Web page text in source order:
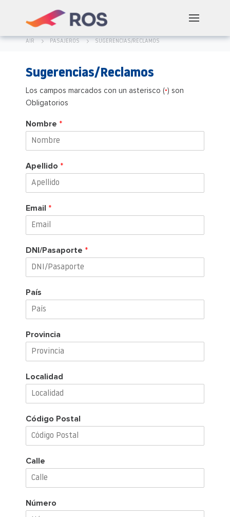
AIR PASAJEROS SUGERENCIAS/RECLAMOS
Sugerencias/Reclamos
Los campos marcados con un asterisco (*) son
Obligatorios
Nombre *
Apellido *
Email *
DNI/Pasaporte *
País
Provincia
Localidad
Código Postal
Calle
Número